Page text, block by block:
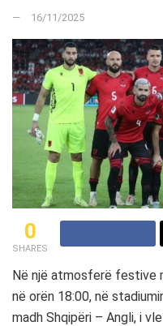
16/11/2025
0
SHARES
Në një atmosferë festive
në orën 18:00, në
madh Shqipëri – Angli, i